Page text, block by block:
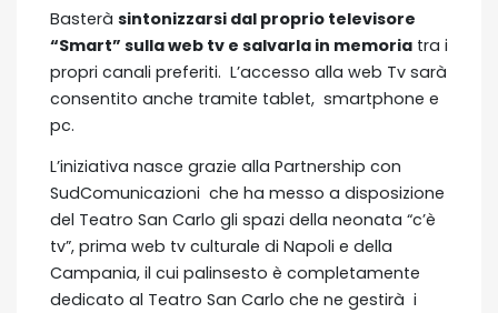
Basterà sintonizzarsi dal proprio televisore
“Smart” sulla web tv e salvarla in memoria tra i
propri canali preferiti. L’accesso alla web Tv sarà
consentito anche tramite tablet, smartphone e
pc.
L’iniziativa nasce grazie alla Partnership con
SudComunicazioni che ha messo a disposizione
del Teatro San Carlo gli spazi della neonata “c’è
tv”, prima web tv culturale di Napoli e della
Campania, il cui palinsesto è completamente
dedicato al Teatro San Carlo che ne gestirà i